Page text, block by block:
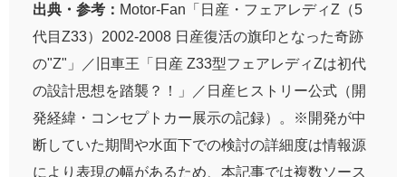
出典・参考： Motor-Fan「日産・フェアレディZ（5
代目Z33）2002-2008 日産復活の旗印となった奇跡
の"Z"」／旧車王「日産 Z33型フェアレディZは初代
の設計思想を踏襲？！」／日産ヒストリー公式（開
発経緯・コンセプトカー展示の記録）。※開発が中
断していた期間や水面下での検討の詳細度は情報源
により表現の幅があるため、本記事では複数ソース